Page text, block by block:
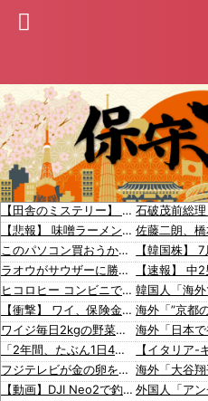
【田舎のミステリー】 タヌキが人間に化ける説、これ多分マジ
【悲報】 味噌ラーメンで行列、出来ない
このパソコン買おうか迷ってるから背中を刺してくれｗｗｗ
ラオウがサウザーに勝てないって信じられないんだが…
ヒコロヒー コンビニで割引おにぎりは〝絶対買わない〟理由
【衝撃】 ワイ、保険金2億円と遺産6000万円を相続したら「こう」なった・・・
ワイジ毎日2kgの野菜と500gくらいの肉食べたらこうなるｗｗｗ
「2年間、たぶん1日4回は握ってた」ラスベガスで買った3,000円のキーホルダーを調べたら
フジテレビが金の卵を産む鶏を自ら絞め〇した模様、社運を賭けたドル箱コンテンツが御蔵入りになってしまい……
【動画】DJI Neo2で釣りの自撮りをしようとした男の悲劇（ノ∇`）